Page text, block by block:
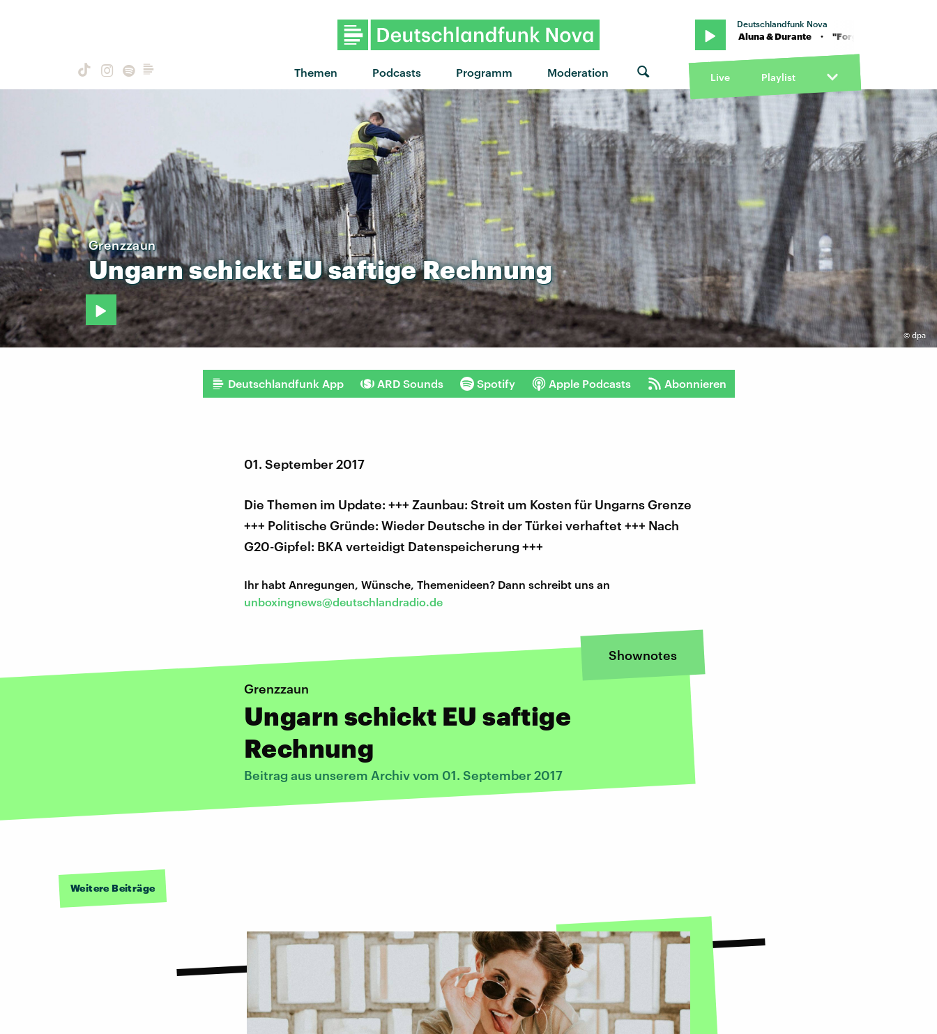
Themen Podcasts Programm Moderation
Deutschlandfunk Nova
"Forget about me - Nite Version" von Diplo Aluna & Durante · "Forget about me - Nite Version"
Live Playlist
© dpa
Grenzzaun
UngarnschicktEUsaftigeRechnung
Deutschlandfunk App ARD Sounds Spotify Apple Podcasts Abonnieren
01. September 2017
Die Themen im Update: +++ Zaunbau: Streit um Kosten für Ungarns Grenze
+++ Politische Gründe: Wieder Deutsche in der Türkei verhaftet +++ Nach
G20-Gipfel: BKA verteidigt Datenspeicherung +++
Ihr habt Anregungen, Wünsche, Themenideen? Dann schreibt uns an
unboxingnews@deutschlandradio.de
Shownotes
Grenzzaun
Ungarn schickt EU saftige
Rechnung
Beitrag aus unserem Archiv vom 01. September 2017
Weitere Beiträge